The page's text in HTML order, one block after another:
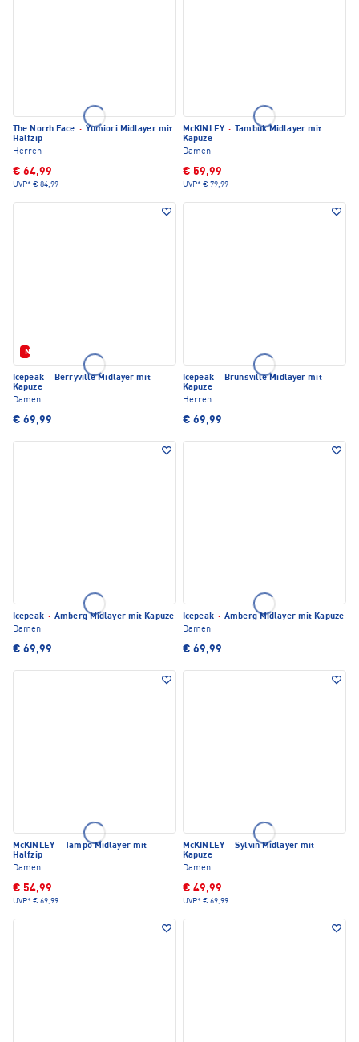
The North Face · Yumiori Midlayer mit
Halfzip
Herren
€ 64,99
UVP* € 84,99
McKINLEY ·
Tambuk Midlayer mit
Kapuze
Damen
€ 59,99
UVP* € 79,99
Neu
Icepeak · Berryville Midlayer mit
Kapuze
Damen
€ 69,99
Icepeak · Brunsville Midlayer mit
Kapuze
Herren
€ 69,99
Icepeak · Amberg Midlayer mit Kapuze
Damen
€ 69,99
Icepeak · Amberg Midlayer mit Kapuze
Damen
€ 69,99
McKINLEY ·
Tampo Midlayer mit
Halfzip
Damen
€ 54,99
UVP* € 69,99
McKINLEY · Sylvin Midlayer mit
Kapuze
Damen
€ 49,99
UVP* € 69,99